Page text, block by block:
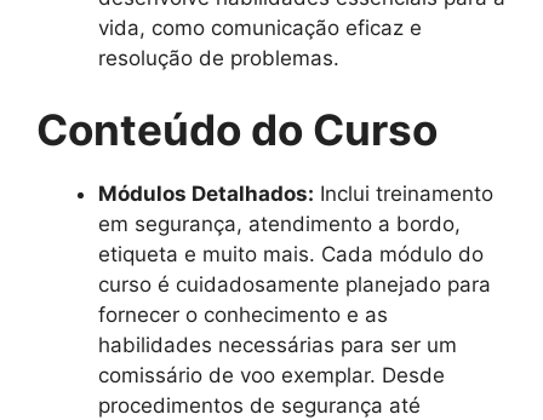
vida, como comunicação eficaz e
resolução de problemas.
Conteúdo do Curso
Módulos Detalhados: Inclui treinamento
em segurança, atendimento a bordo,
etiqueta e muito mais. Cada módulo do
curso é cuidadosamente planejado para
fornecer o conhecimento e as
habilidades necessárias para ser um
comissário de voo exemplar. Desde
procedimentos de segurança até